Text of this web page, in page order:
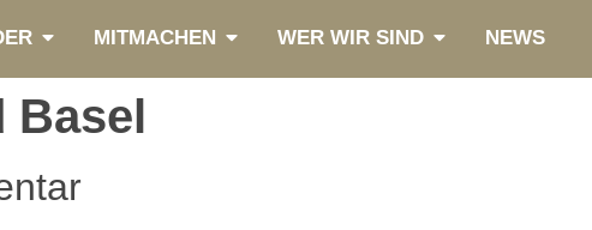
MITMACHEN WER WIR SIND NEWS
Basel